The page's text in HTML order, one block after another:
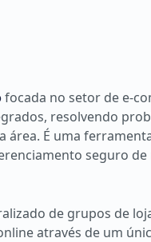
focada no setor de e-
resolvendo
área. É uma
seguro de
de grupos de
através de um